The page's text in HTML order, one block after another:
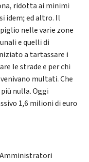
ridotta ai minimi
idem; ed altro. Il
nelle varie zone
e quelli di
a tartassare i
le strade e per chi
multati. Che
nulla. Oggi
1,6 milioni di euro
Amministratori